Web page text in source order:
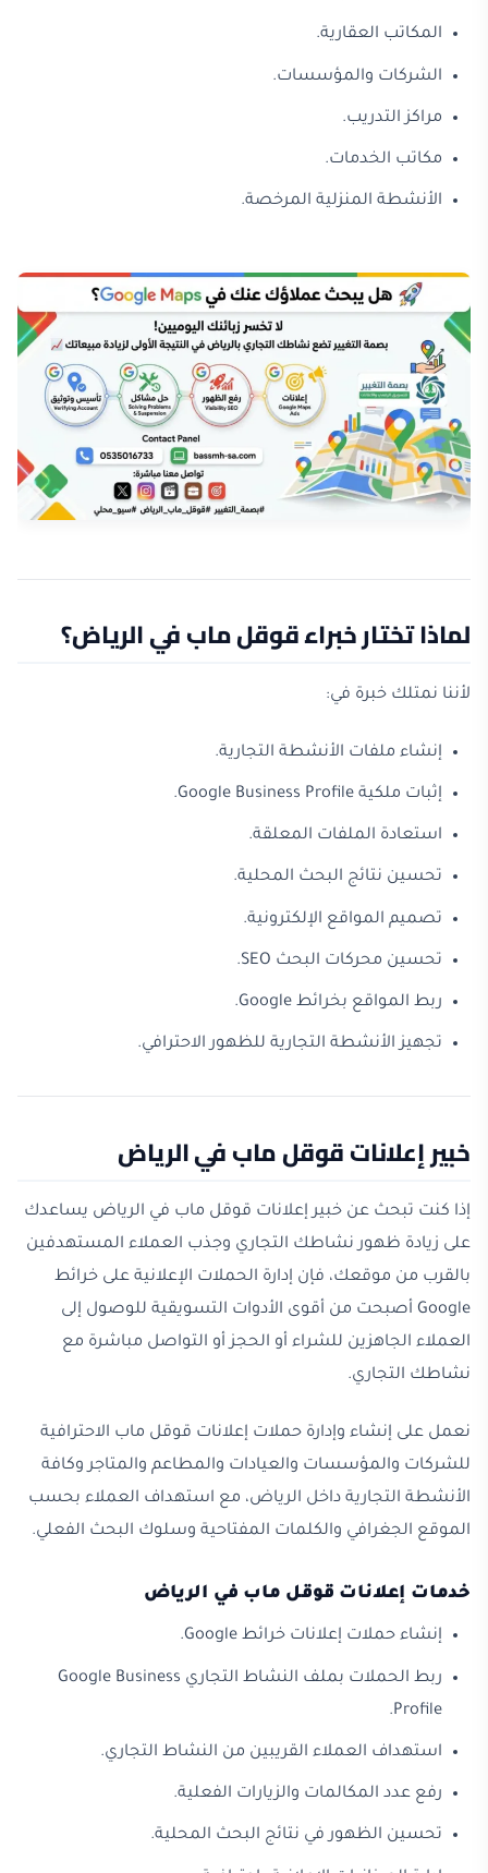
المكاتب العقارية.
الشركات والمؤسسات.
مراكز التدريب.
مكاتب الخدمات.
الأنشطة المنزلية المرخصة.
لماذا تختار خبراء قوقل ماب في الرياض؟
لأننا نمتلك خبرة في:
إنشاء ملفات الأنشطة التجارية.
إثبات ملكية Google Business Profile.
استعادة الملفات المعلقة.
تحسين نتائج البحث المحلية.
تصميم المواقع الإلكترونية.
تحسين محركات البحث SEO.
ربط المواقع بخرائط Google.
تجهيز الأنشطة التجارية للظهور الاحترافي.
خبير إعلانات قوقل ماب في الرياض
إذا كنت تبحث عن خبير إعلانات قوقل ماب في الرياض يساعدك
على زيادة ظهور نشاطك التجاري وجذب العملاء المستهدفين
بالقرب من موقعك، فإن إدارة الحملات الإعلانية على خرائط
Google أصبحت من أقوى الأدوات التسويقية للوصول إلى
العملاء الجاهزين للشراء أو الحجز أو التواصل مباشرة مع
نشاطك التجاري.
نعمل على إنشاء وإدارة حملات إعلانات قوقل ماب الاحترافية
للشركات والمؤسسات والعيادات والمطاعم والمتاجر وكافة
الأنشطة التجارية داخل الرياض، مع استهداف العملاء بحسب
الموقع الجغرافي والكلمات المفتاحية وسلوك البحث الفعلي.
خدمات إعلانات قوقل ماب في الرياض
إنشاء حملات إعلانات خرائط Google.
ربط الحملات بملف النشاط التجاري Google Business
Profile.
استهداف العملاء القريبين من النشاط التجاري.
رفع عدد المكالمات والزيارات الفعلية.
تحسين الظهور في نتائج البحث المحلية.